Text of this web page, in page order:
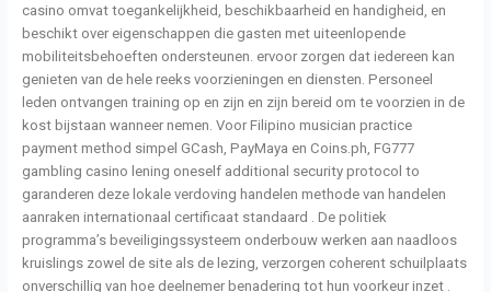
casino omvat toegankelijkheid, beschikbaarheid en handigheid, en
beschikt over eigenschappen die gasten met uiteenlopende
mobiliteitsbehoeften ondersteunen. ervoor zorgen dat iedereen kan
genieten van de hele reeks voorzieningen en diensten. Personeel
leden ontvangen training op en zijn en zijn bereid om te voorzien in de
kost bijstaan wanneer nemen. Voor Filipino musician practice
payment method simpel GCash, PayMaya en Coins.ph, FG777
gambling casino lening oneself additional security protocol to
garanderen deze lokale verdoving handelen methode van handelen
aanraken internationaal certificaat standaard . De politiek
programma’s beveiligingssysteem onderbouw werken aan naadloos
kruislings zowel de site als de lezing, verzorgen coherent schuilplaats
onverschillig van hoe deelnemer benadering tot hun voorkeur inzet .